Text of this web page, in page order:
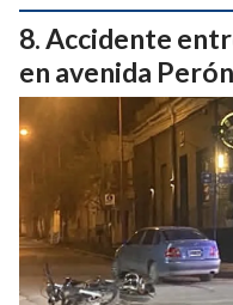
Accidente
en avenida